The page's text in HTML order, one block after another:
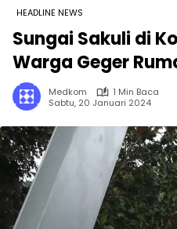
HEADLINE NEWS
Sungai Sakuli di
Warga Geger
Medkom
1 Min Baca
Sabtu, 20 Januari 2024